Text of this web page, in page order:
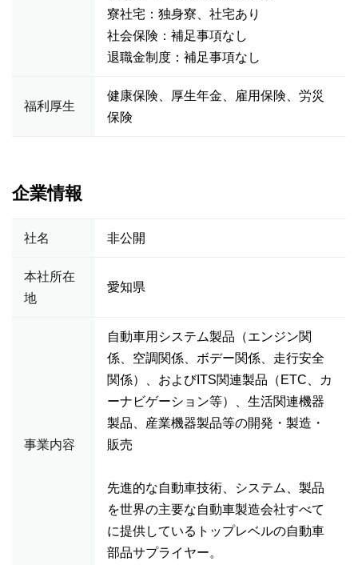
寮社宅：独身寮、社宅あり
社会保険：補足事項なし
退職金制度：補足事項なし
福利厚生
健康保険、厚生年金、雇用保険、労災
保険
企業情報
社名 非公開
本社所在
地
愛知県
事業内容
自動車用システム製品（エンジン関
係、空調関係、ボデー関係、走行安全
関係）、およびITS関連製品（ETC、カ
ーナビゲーション等）、生活関連機器
製品、産業機器製品等の開発・製造・
販売
先進的な自動車技術、システム、製品
を世界の主要な自動車製造会社すべて
に提供しているトップレベルの自動車
部品サプライヤー。